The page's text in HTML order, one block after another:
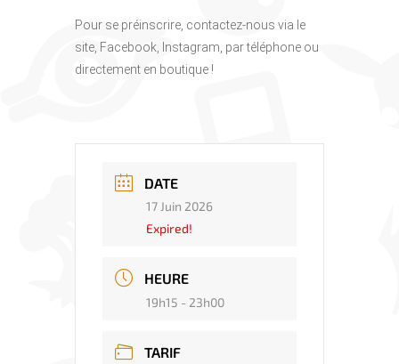
Pour se préinscrire, contactez-nous via le
site, Facebook, Instagram, par téléphone ou
directement en boutique !
DATE
17 Juin 2026
Expired!
HEURE
19h15 - 23h00
TARIF